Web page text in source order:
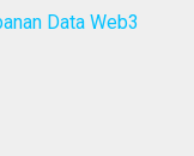
Data Web3